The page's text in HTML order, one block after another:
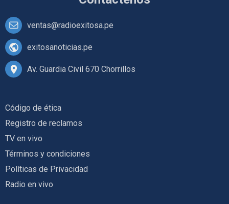
ventas@radioexitosa.pe
exitosanoticias.pe
Av. Guardia Civil 670 Chorrillos
Código de ética
Registro de reclamos
TV en vivo
Términos y condiciones
Políticas de Privacidad
Radio en vivo